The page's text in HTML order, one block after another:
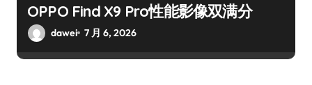
OPPO Find X9 Pro性能影像双满分
dawei 7 月 6, 2026